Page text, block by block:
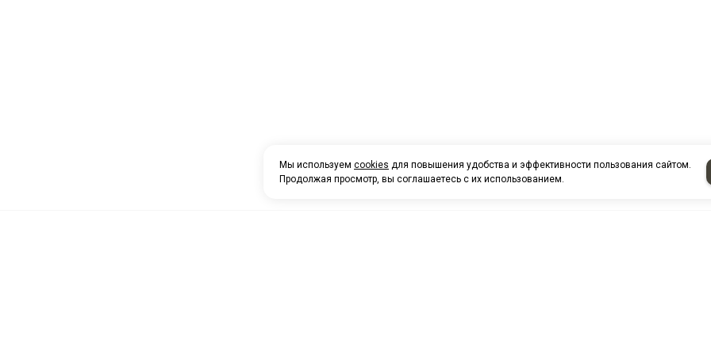
Мы используем cookies для повышения удобства и эффективности пользования сайтом.
Продолжая просмотр, вы соглашаетесь с их использованием.